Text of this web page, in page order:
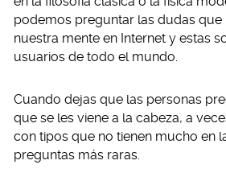
podemos preguntar las dudas que
nuestra mente en Internet y estas
usuarios de todo el mundo.
Cuando dejas que las personas
que se les viene a la cabeza, a
con tipos que no tienen mucho en
preguntas más raras.